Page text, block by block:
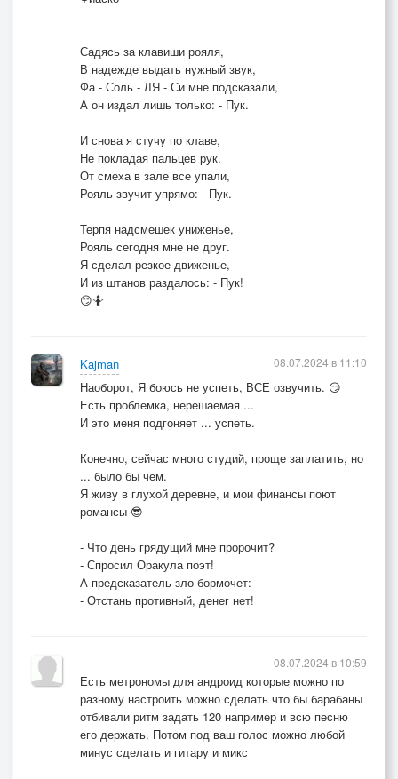
Садясь за клавиши рояля,
В надежде выдать нужный звук,
Фа - Соль - ЛЯ - Си мне подсказали,
А он издал лишь только: - Пук.
И снова я стучу по клаве,
Не покладая пальцев рук.
От смеха в зале все упали,
Рояль звучит упрямо: - Пук.
Терпя надсмешек униженье,
Рояль сегодня мне не друг.
Я сделал резкое движенье,
И из штанов раздалось: - Пук!
😏🤷
Kajman
Наоборот, Я боюсь не успеть, ВСЕ озвучить. 😏
Есть проблемка, нерешаемая ...
И это меня подгоняет ... успеть.
Конечно, сейчас много студий, проще заплатить, но
... было бы чем.
Я живу в глухой деревне, и мои финансы поют
романсы 😎
- Что день грядущий мне пророчит?
- Спросил Оракула поэт!
А предсказатель зло бормочет:
- Отстань противный, денег нет!
08.07.2024 в 11:10
Есть метрономы для андроид которые можно по
разному настроить можно сделать что бы барабаны
отбивали ритм задать 120 например и всю песню
его держать. Потом под ваш голос можно любой
минус сделать и гитару и микс
08.07.2024 в 10:59